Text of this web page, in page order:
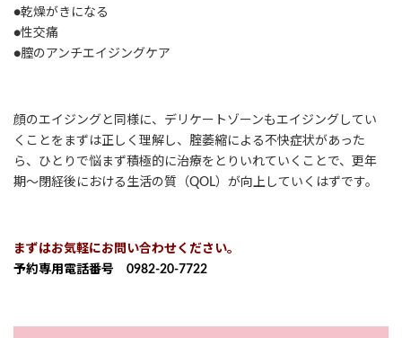
●乾燥がきになる
●性交痛
●膣のアンチエイジングケア
顔のエイジングと同様に、デリケートゾーンもエイジングしてい
くことをまずは正しく理解し、腟萎縮による不快症状があった
ら、ひとりで悩まず積極的に治療をとりいれていくことで、更年
期～閉経後における生活の質（QOL）が向上していくはずです。
まずはお気軽にお問い合わせください。
予約専用電話番号 0982-20-7722